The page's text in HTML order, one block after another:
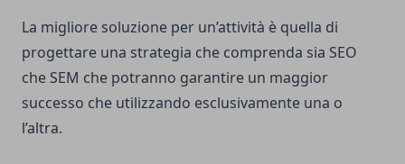
La migliore soluzione per un’attività è quella di
progettare una strategia che comprenda sia SEO
che SEM che potranno garantire un maggior
successo che utilizzando esclusivamente una o
l’altra.